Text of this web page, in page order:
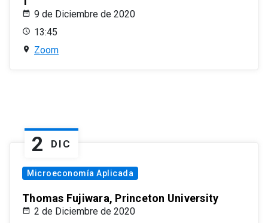
9 de Diciembre de 2020
13:45
Zoom
2 DIC
Microeconomía Aplicada
Thomas Fujiwara, Princeton University
2 de Diciembre de 2020